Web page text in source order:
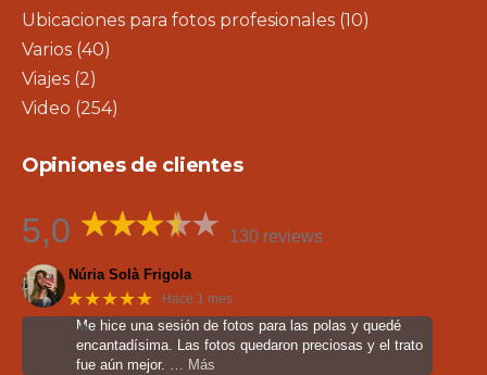
Ubicaciones para fotos profesionales (10)
Varios (40)
Viajes (2)
Video (254)
Opiniones de clientes
5,0 130 reviews
Núria Solà Frigola
★★★★★ Hace 1 mes
Me hice una sesión de fotos para las polas y quedé
encantadísima. Las fotos quedaron preciosas y el trato
fue aún mejor.
… Más